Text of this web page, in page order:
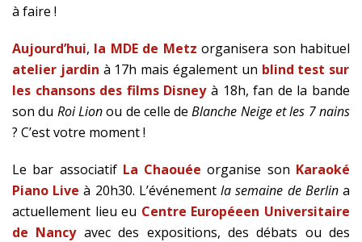
à faire !
Aujourd’hui, la MDE de Metz organisera son habituel
atelier jardin à 17h mais également un blind test sur
les chansons des films Disneyà 18h, fan de la bande
son du Roi Lionou de celle deBlanche Neige et les 7 nains
? C’est votre moment !
Le bar associatif La Chaouéeorganise son Karaoké
Piano Live à 20h30. L’événementla semaine de Berlina
actuellement lieu eu Centre Européeen Universitaire
de Nancy avec des expositions, des débats ou des